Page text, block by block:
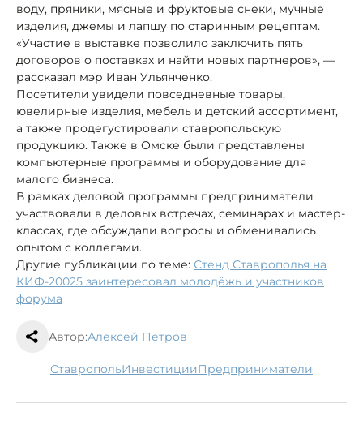
воду, пряники, мясные и фруктовые снеки, мучные
изделия, джемы и лапшу по старинным рецептам.
«Участие в выставке позволило заключить пять
договоров о поставках и найти новых партнеров», —
рассказал мэр Иван Ульянченко.
Посетители увидели повседневные товары,
ювелирные изделия, мебель и детский ассортимент,
а также продегустировали ставропольскую
продукцию. Также в Омске были представлены
компьютерные программы и оборудование для
малого бизнеса.
В рамках деловой программы предприниматели
участвовали в деловых встречах, семинарах и мастер-
классах, где обсуждали вопросы и обменивались
опытом с коллегами.
Другие публикации по теме: Стенд Ставрополья на
КИФ-20025 заинтересовал молодёжь и участников
форума
Автор:Алексей Петров
Ставрополь инвестиции предприниматели